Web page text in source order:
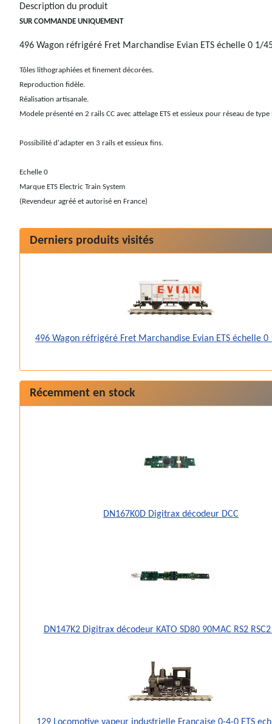
Description du produit
SUR COMMANDE UNIQUEMENT
496 Wagon réfrigéré Fret Marchandise Evian ETS échelle 0 1/
Tôles lithographiées et finement décorées.
Reproduction fidèle.
Réalisation artisanale.
Modele présenté en 2 rails CC avec attelage ETS et essieux pour réseau de type
Possibilité d'adapter en 3 rails et essieux fins.
Echelle 0
Marque ETS Electric Train System
(Revendeur agréé et autorisé en France)
Derniers produits visités
496 Wagon réfrigéré Fret Marchandise Evian ETS échelle 0
Récemment en stock
DN167K0D Digitrax décodeur DCC
DN147K2 Digitrax décodeur KATO SD80 90MAC RS2 RSC2
129 Locomotive vapeur industrielle Française 0-4-0 ETS